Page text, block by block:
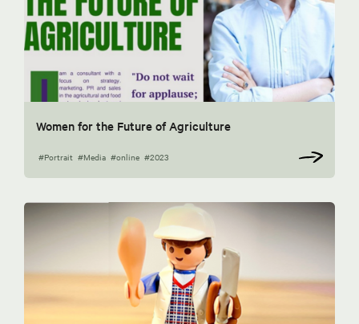
Women for the Future of Agriculture
#Portrait #Media #online #2023